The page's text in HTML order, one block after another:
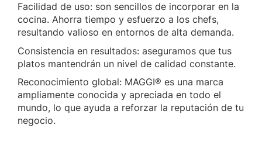
Facilidad de uso: son sencillos de incorporar en la
cocina. Ahorra tiempo y esfuerzo a los chefs,
resultando valioso en entornos de alta demanda.
Consistencia en resultados: aseguramos que tus
platos mantendrán un nivel de calidad constante.
Reconocimiento global: MAGGI® es una marca
ampliamente conocida y apreciada en todo el
mundo, lo que ayuda a reforzar la reputación de tu
negocio.